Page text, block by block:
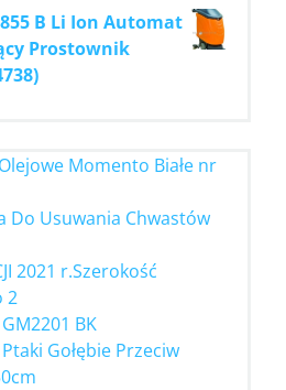
B Li Ion Automat
Prostownik
Momento Białe nr
Do Usuwania Chwastów
2021 r.Szerokość
2
BK
Gołębie Przeciw